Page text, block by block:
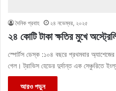
দৈনিক প্রবাহ ২৪ নভেম্বর, ২০২৫
২৪ কোটি টাকা ক্ষতির মুখে
স্পোর্টস ডেস্ক :১০৪ বছরে প্রথমবার
গেল। ট্রাভিস হেডের দুর্দান্ত এক সেঞ্চুরিতে
আরও পড়ুন